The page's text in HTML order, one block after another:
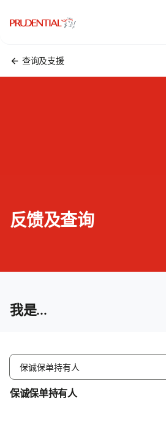
查询及支援
反馈及查询
我是…
保诚保单持有人
保诚保单持有人